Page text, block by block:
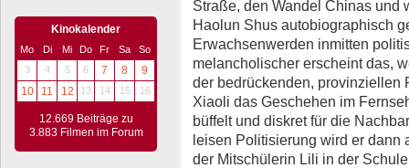
Kinokalender
Mo Di Mi Do Fr Sa
So
3
4 5 6 7 8
9
10
11 12 13 14 15 16
12.669 Beiträge zu
3.883 Filmen im Forum
Straße, den Wandel Chinas und
Haolun Shus autobiographisch
Erwachsenwerden inmitten
melancholischer erscheint das,
der bedrückenden, provinziellen
Xiaoli das Geschehen im
büffelt und diskret für die
leisen Politisierung wird er dann
der Mitschülerin Lili in der